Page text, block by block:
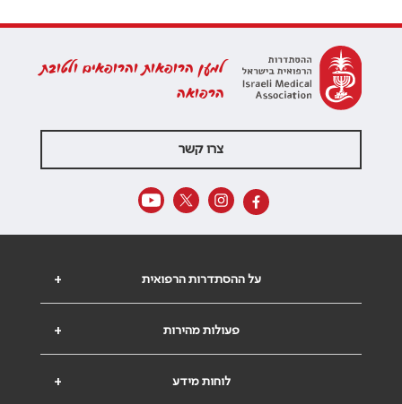
למען הרופאות והרופאים ולטובת
הרפואה
צרו קשר
+ על ההסתדרות הרפואית
+ פעולות מהירות
+ לוחות מידע